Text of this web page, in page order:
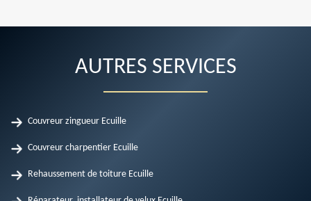
AUTRES SERVICES
Couvreur zingueur Ecuille
Couvreur charpentier Ecuille
Rehaussement de toiture Ecuille